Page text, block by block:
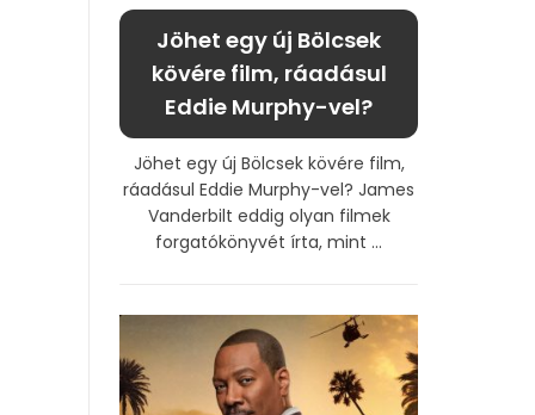
Jöhet egy új Bölcsek
kövére film, ráadásul
Eddie Murphy-vel?
Jöhet egy új Bölcsek kövére film,
ráadásul Eddie Murphy-vel? James
Vanderbilt eddig olyan filmek
forgatókönyvét írta, mint ...